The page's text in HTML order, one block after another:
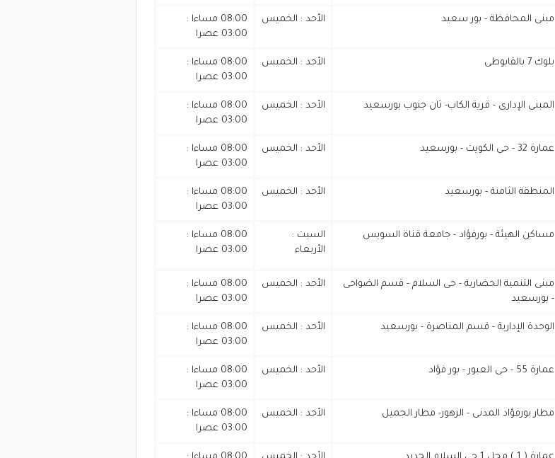
مبنى المحافظة - بور سعيد الأحد : الخميس
08:00 مساءا :
03:00 عصرا
بلوك 7 بالقابوطى الأحد : الخميس
08:00 مساءا :
03:00 عصرا
المبنى الإدارى - قرية الكاب- ثان جنوب بورسعيد الأحد : الخميس
08:00 مساءا :
03:00 عصرا
عمارة 32 - حى الكويت - بورسعيد الأحد : الخميس
08:00 مساءا :
03:00 عصرا
المنطقة الثامنة - بورسعيد الأحد : الخميس
08:00 مساءا :
03:00 عصرا
مساكن الهيئة - بورفؤاد - جامعة قناة السويس
السبت :
الأربعاء
08:00 مساءا :
03:00 عصرا
مبنى التنمية الحضارية - حى السلام - قسم الضواحى
- بورسعيد
الأحد : الخميس
08:00 مساءا :
03:00 عصرا
الوحدة الإدارية - قسم المناصرة - بورسعيد الأحد : الخميس
08:00 مساءا :
03:00 عصرا
عمارة 55 - حى العبور - بور فؤاد الأحد : الخميس
08:00 مساءا :
03:00 عصرا
مطار بورفؤاد المدنى - الزهور- مطار الجميل الأحد : الخميس
08:00 مساءا :
03:00 عصرا